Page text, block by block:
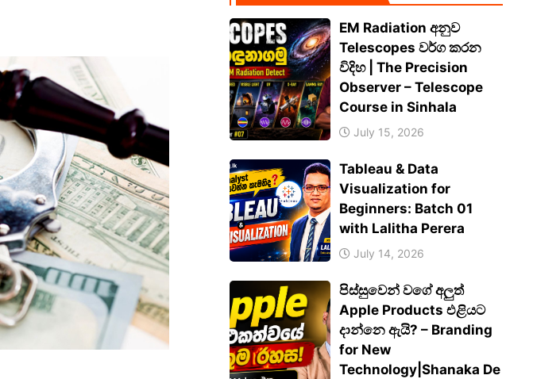
EM Radiation අනුව
Telescopes වර්ග කරන
විදිහ | The Precision
Observer – Telescope
Course in Sinhala
July 15, 2026
Tableau & Data
Visualization for
Beginners: Batch 01
with Lalitha Perera
July 14, 2026
පිස්සුවෙන් වගේ අලුත්
Apple Products එළියට
දාන්නෙ ඇයි? – Branding
for New
Technology|Shanaka De